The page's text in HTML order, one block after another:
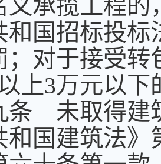
义承揽工程
和国招标投
；对于接受
上3万元以下
条 未取得建
和国建筑法